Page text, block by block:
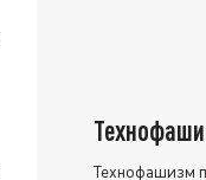
Технофашизм